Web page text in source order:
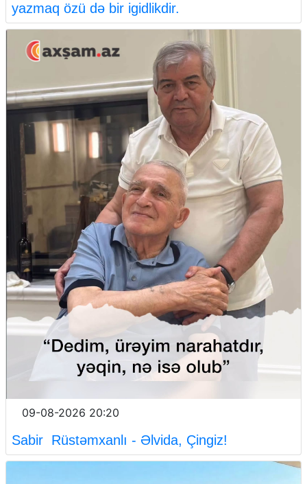
yazmaq özü də bir igidlikdir.
09-08-2026 20:20
Sabir Rüstəmxanlı - Əlvida, Çingiz!